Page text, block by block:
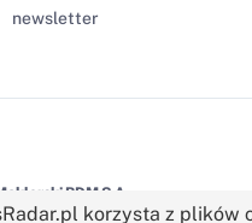
newsletter
BDM S.A.
korzysta z plików